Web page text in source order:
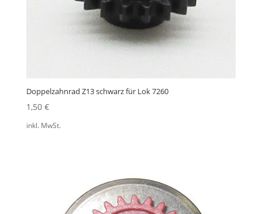
Doppelzahnrad Z13 schwarz für Lok 7260
1,50 €
inkl. MwSt.